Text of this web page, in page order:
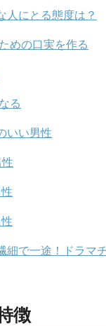
人にとる態度は？
めの口実を作る
る
いい男性
細で一途！ドラマ
徴